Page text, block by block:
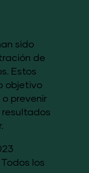
los
sido
de
Estos
objetivo
prevenir